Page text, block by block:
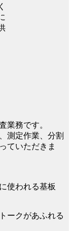
業務です。
測定作業、分割
ていただきま
使われる基板
ークがあふれる